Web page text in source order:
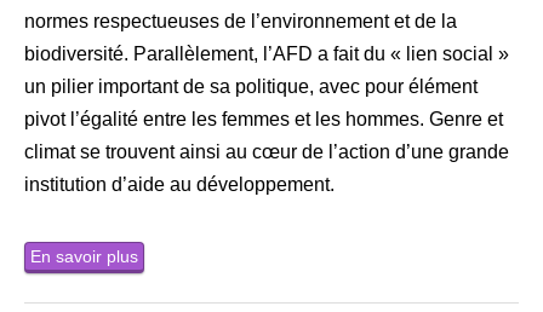
normes respectueuses de l’environnement et de la
biodiversité. Parallèlement, l’AFD a fait du « lien social »
un pilier important de sa politique, avec pour élément
pivot l’égalité entre les femmes et les hommes. Genre et
climat se trouvent ainsi au cœur de l’action d’une grande
institution d’aide au développement.
En savoir plus